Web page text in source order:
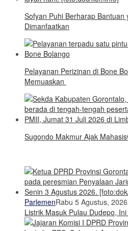
Sofyan Puhi Berharap Bantuan
Dimanfaatkan
Pelayanan Perizinan di Bone
Memuaskan
Sugondo Makmur Ajak
ParlemenRabu 5 Agustus, 2026
Listrik Masuk Pulau Dudepo,